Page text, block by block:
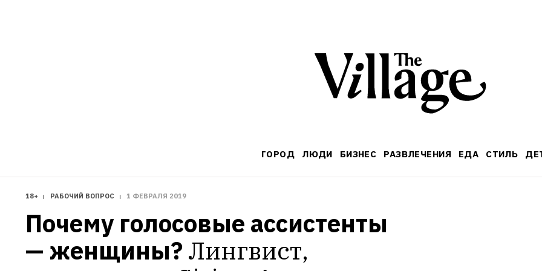
ГОРОД ЛЮДИ БИЗНЕС РАЗВЛЕЧЕНИЯ ЕДА СТИЛЬ
18+ РАБОЧИЙ ВОПРОС 1 ФЕВРАЛЯ 2019
Почему голосовые ассистенты
— женщины?Лингвист,